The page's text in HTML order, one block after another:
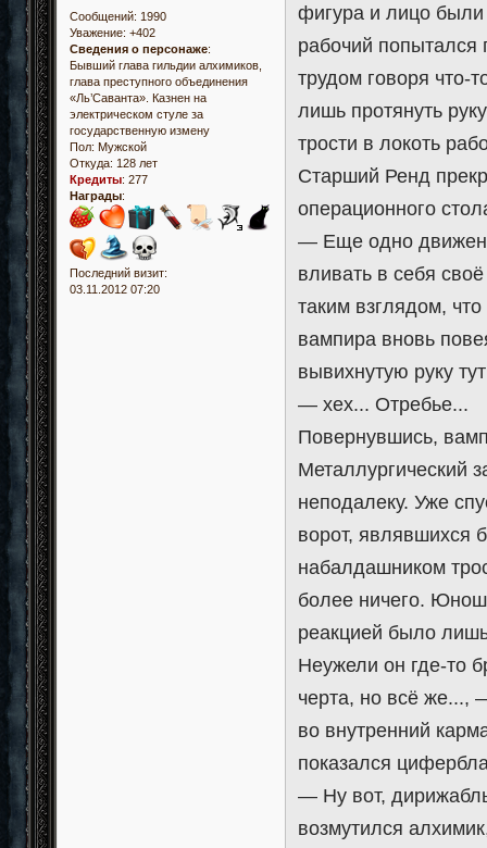
Сообщений: 1990
Уважение: +402
Сведения о персонаже:
Бывший глава гильдии алхимиков,
глава преступного объединения
«Ль’Саванта». Казнен на
электрическом стуле за
государственную измену
Пол: Мужской
Откуда: 128 лет
Кредиты: 277
Награды:
Последний визит:
03.11.2012 07:20
фигура и лицо были
рабочий попытался
трудом говоря что-
лишь протянуть
трости в локоть
Старший Ренд
операционного
— Еще одно
вливать в себя
таким взглядом,
вампира вновь
вывихнутую руку
— хех... Отребье...
Повернувшись,
Металлургический
неподалеку. Уже
ворот, являвшихся
набалдашником
более ничего.
реакцией было
Неужели он где-то
черта, но всё же...,
во внутренний
показался
— Ну вот,
возмутился